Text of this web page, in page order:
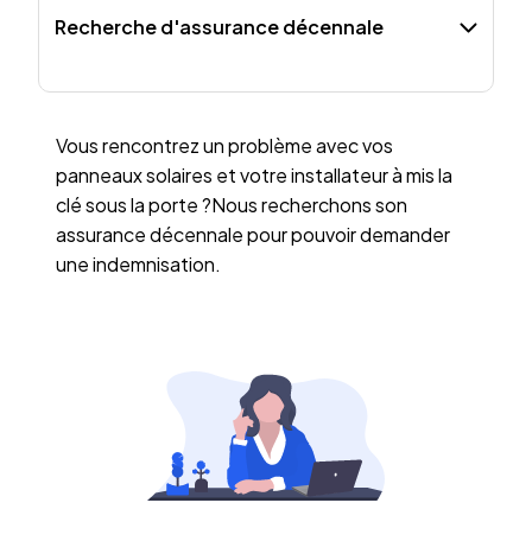
Recherche d'assurance décennale
Vous rencontrez un problème avec vos
panneaux solaires et votre installateur à mis la
clé sous la porte ?Nous recherchons son
assurance décennale pour pouvoir demander
une indemnisation.